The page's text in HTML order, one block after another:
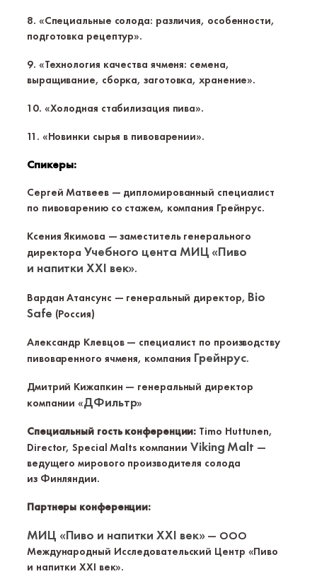
8. «Специальные солода: различия, особенности,
подготовка рецептур».
9. «Технология качества ячменя: семена,
выращивание, сборка, заготовка, хранение».
10. «Холодная стабилизация пива».
11. «Новинки сырья в пивоварении».
Спикеры:
Сергей Матвеев — дипломированный специалист
по пивоварению со стажем, компания Грейнрус.
Ксения Якимова — заместитель генерального
директораУчебного цента МИЦ «Пиво
и напитки ХХI век».
Вардан Атансунс — генеральный директор, Bio
Safe (Россия)
Александр Клевцов — специалист по производству
пивоваренного ячменя, компания Грейнрус.
Дмитрий Кижапкин — генеральный директор
компании «ДФильтр»
Специальный гость конференции: Timo Huttunen,
Director, Special Malts компанииViking Malt —
ведущего мирового производителя солода
из Финляндии.
Партнеры конференции:
МИЦ «Пиво и напитки ХХI век»— ООО
Международный Исследовательский Центр «Пиво
и напитки ХХI век».